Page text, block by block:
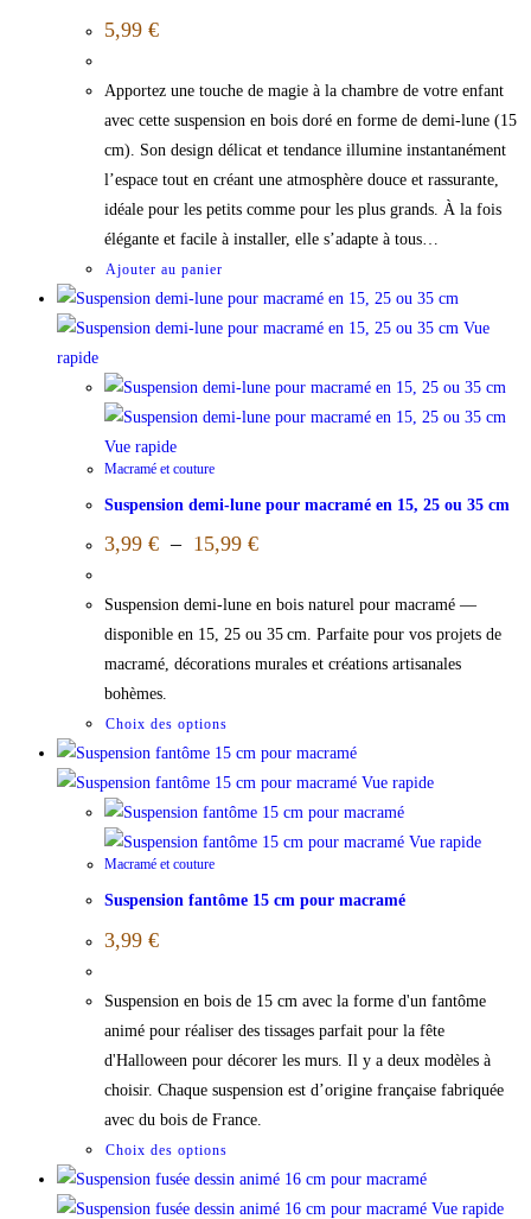
5,99 €
Apportez une touche de magie à la chambre de votre enfant
avec cette suspension en bois doré en forme de demi-lune (15
cm). Son design délicat et tendance illumine instantanément
l’espace tout en créant une atmosphère douce et rassurante,
idéale pour les petits comme pour les plus grands. À la fois
élégante et facile à installer, elle s’adapte à tous…
Ajouter au panier
Vue
rapide
Vue rapide
Macramé et couture
Suspension demi-lune pour macramé en 15, 25 ou 35 cm
3,99 € – 15,99 €
Suspension demi‑lune en bois naturel pour macramé —
disponible en 15, 25 ou 35 cm. Parfaite pour vos projets de
macramé, décorations murales et créations artisanales
bohèmes.
Choix des options
Vue rapide
Vue rapide
Macramé et couture
Suspension fantôme 15 cm pour macramé
3,99 €
Suspension en bois de 15 cm avec la forme d'un fantôme
animé pour réaliser des tissages parfait pour la fête
d'Halloween pour décorer les murs. Il y a deux modèles à
choisir. Chaque suspension est d’origine française fabriquée
avec du bois de France.
Choix des options
Vue rapide